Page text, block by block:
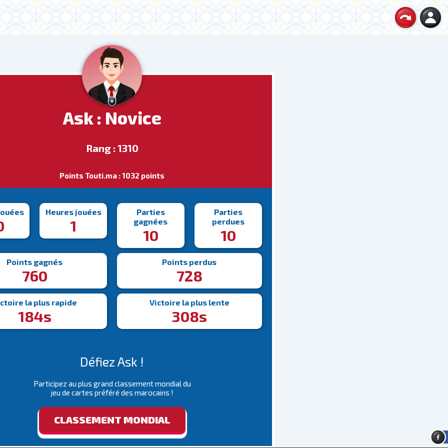
Ask : Novice
Rang : 1310
Points Touti.ma : 1032 points
Heures jouées
1
Parties
gagnées
10
Parties
perdues
10
Points gagnés
760
Points perdus
728
la plus rapide
184s
Victoire la plus lente
308s
Défiez Ask !
Participez au plus grand classement mondial du
jeu de cartes préféré des marocains !
CLASSEMENT MONDIAL